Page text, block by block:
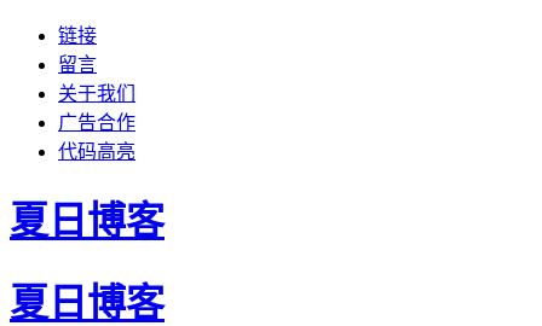
链接
留言
关于我们
广告合作
代码高亮
夏日博客
夏日博客